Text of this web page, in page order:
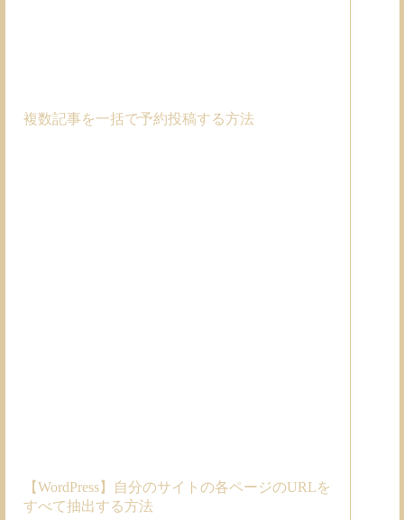
複数記事を一括で予約投稿する方法
【WordPress】自分のサイトの各ページのURLを
すべて抽出する方法